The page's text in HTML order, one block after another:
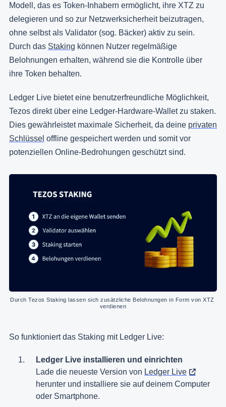
Modell, das es Token-Inhabern ermöglicht, ihre XTZ zu
delegieren und so zur Netzwerksicherheit beizutragen,
ohne selbst als Validator (sog. Bäcker) aktiv zu sein.
Durch das Staking können Nutzer regelmäßige
Belohnungen erhalten, während sie die Kontrolle über
ihre Token behalten.
Ledger Live bietet eine benutzerfreundliche Möglichkeit,
Tezos direkt über eine Ledger-Hardware-Wallet zu staken.
Dies gewährleistet maximale Sicherheit, da deine privaten
Schlüssel offline gespeichert werden und somit vor
potenziellen Online-Bedrohungen geschützt sind.
Durch Tezos Staking lassen sich zusätzliche Belohnungen in Form von XTZ
verdienen
So funktioniert das Staking mit Ledger Live:
Ledger Live installieren und einrichten
Lade die neueste Version von Ledger Live
herunter und installiere sie auf deinem Computer
oder Smartphone.